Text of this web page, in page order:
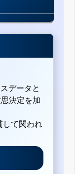
データと
決定を加
して関われ